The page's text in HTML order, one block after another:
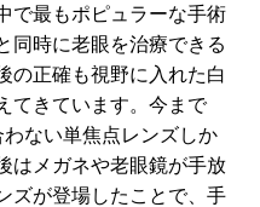
で最もポピュラーな手術
同時に老眼を治療できる
の正確も視野に入れた白
てきています。今まで
ない単焦点レンズしか
はメガネや老眼鏡が手放
ズが登場したことで、手